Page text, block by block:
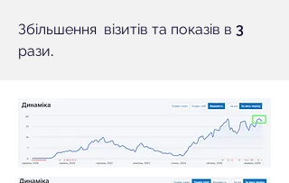
Збільшення візитів та показів в 3
рази.